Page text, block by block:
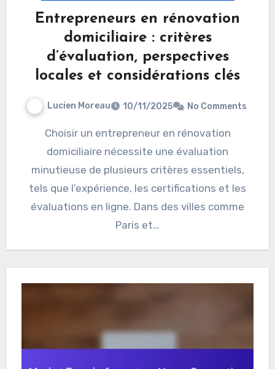
Entrepreneurs en rénovation
domiciliaire : critères
d’évaluation, perspectives
locales et considérations clés
Lucien Moreau 10/11/2025 No Comments
Choisir un entrepreneur en rénovation
domiciliaire nécessite une évaluation
minutieuse de plusieurs critères essentiels,
tels que l’expérience, les certifications et les
évaluations en ligne. Dans des villes comme
Paris et…